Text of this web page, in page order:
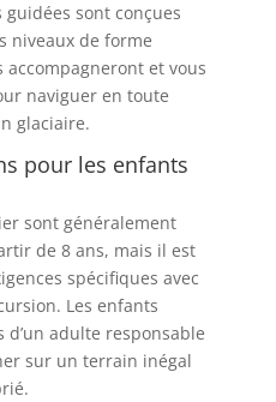
sont conçues
niveaux de forme
accompagneront et vous
naviguer en toute
glaciaire.
pour les enfants
sont généralement
de 8 ans, mais il est
spécifiques avec
Les enfants
adulte responsable
sur un terrain inégal